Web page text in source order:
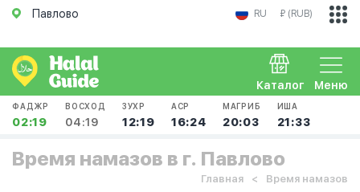
Павлово RU ₽ (RUB)
Меню
Каталог
ФАДЖР
02:19
ВОСХОД
04:19
ЗУХР
12:19
АСР
16:24
МАГРИБ
20:03
ИША
21:33
Время намазов в г. Павлово
Главная Время намазов